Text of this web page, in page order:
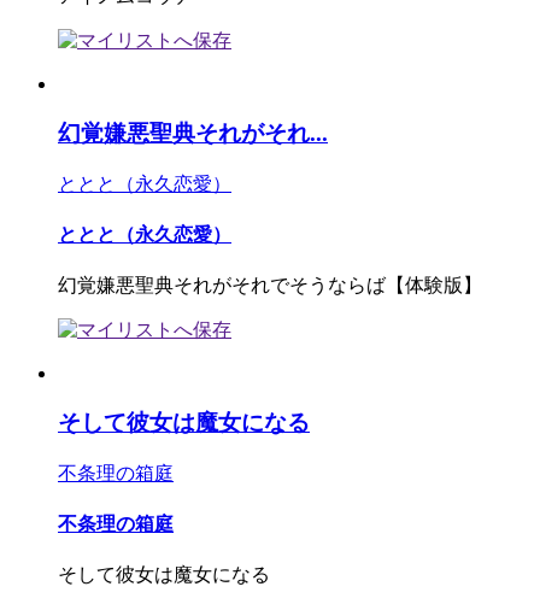
幻覚嫌悪聖典それがそれ...
ととと（永久恋愛）
ととと（永久恋愛）
幻覚嫌悪聖典それがそれでそうならば【体験版】
そして彼女は魔女になる
不条理の箱庭
不条理の箱庭
そして彼女は魔女になる